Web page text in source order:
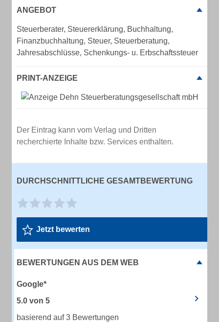
ANGEBOT
Steuerberater, Steuererklärung, Buchhaltung,
Finanzbuchhaltung, Steuer, Steuerberatung,
Jahresabschlüsse, Schenkungs- u. Erbschaftssteuer
PRINT-ANZEIGE
Der Eintrag kann vom Verlag und Dritten
recherchierte Inhalte bzw. Services enthalten.
DURCHSCHNITTLICHE GESAMTBEWERTUNG
Jetzt bewerten
BEWERTUNGEN AUS DEM WEB
Google*
5.0 von 5
basierend auf 3 Bewertungen